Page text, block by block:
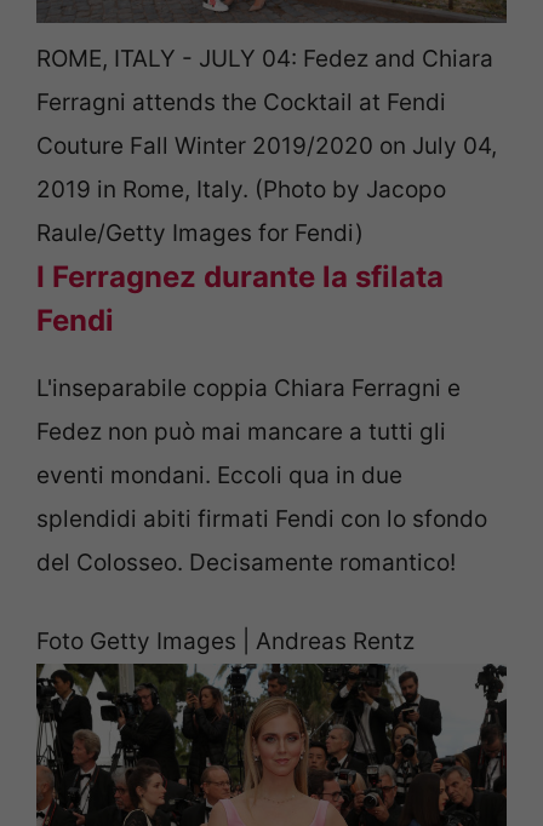
ROME, ITALY - JULY 04: Fedez and Chiara
Ferragni attends the Cocktail at Fendi
Couture Fall Winter 2019/2020 on July 04,
2019 in Rome, Italy. (Photo by Jacopo
Raule/Getty Images for Fendi)
I Ferragnez durante la sfilata
Fendi
L'inseparabile coppia Chiara Ferragni e
Fedez non può mai mancare a tutti gli
eventi mondani. Eccoli qua in due
splendidi abiti firmati Fendi con lo sfondo
del Colosseo. Decisamente romantico!
Foto Getty Images | Andreas Rentz